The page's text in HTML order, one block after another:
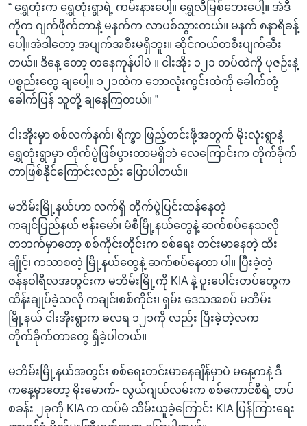
“ ရွှေတုံးက ရွှေတုံးရွာရဲ့ ကမ်းနားပေါ့။ ရွှေလီမြစ်ဘေးပေါ့။ အဲဒီ
ကိုက ဂျက်ဖိုက်တာနဲ့ မနက်က လာပစ်သွားတယ်။ မနက် ၈နာရီခန့်
ပေါ့။အဲဒါတော့ အပျက်အစီးမရှိဘူး။ ဆိုင်ကယ်တစီးပျက်ဆီး
တယ်။ ဒီနေ့ တော့ တနေကုန်ပါပဲ ။ ငါးအိုး ၁၂၁ တပ်ထဲကို ပုဇဉ်းနဲ့
ပစ္စည်းတွေ ချပေါ့။ ၁၂၁ထဲက ဘောလုံးကွင်းထဲကို ခေါက်တုံ့
ခေါက်ပြန် သူတို့ ချနေကြတယ်။ ”
ငါးအိုးမှာ စစ်လက်နက်၊ ရိက္ခာ ဖြည့်တင်းဖို့အတွက် မိုးလုံးရွာနဲ့
ရွှေတုံးရွာမှာ တိုက်ပွဲဖြစ်ပွားတာမရှိဘဲ လေကြောင်းက တိုက်ခိုက်
တာဖြစ်နိုင်ကြောင်းလည်း ပြောပါတယ်။
မဘိမ်းမြို့နယ်ဟာ လက်ရှိ တိုက်ပွဲပြင်းထန်နေတဲ့
ကချင်ပြည်နယ် ဗန်းမော်၊ မံစီမြို့နယ်တွေနဲ့ ဆက်စပ်နေသလို
တဘက်မှာတော့ စစ်ကိုင်းတိုင်းက စစ်ရေး တင်းမာနေတဲ့ ထီး
ချိုင့်၊ ကသာစတဲ့ မြို့နယ်တွေနဲ့ ဆက်စပ်နေတာ ပါ။ ပြီးခဲ့တဲ့
ဇန်နဝါရီလအတွင်းက မဘိမ်းမြို့ကို KIA နဲ့ ပူးပေါင်းတပ်တွေက
ထိန်းချုပ်ခဲ့သလို ကချင်၊စစ်ကိုင်း၊ ရှမ်း ဒေသအစပ် မဘိမ်း
မြို့နယ် ငါးအိုးရွာက ခလရ ၁၂၁ကို လည်း ပြီးခဲ့တဲ့လက
တိုက်ခိုက်တာတွေ ရှိခဲ့ပါတယ်။
မဘိမ်းမြို့နယ်အတွင်း စစ်ရေးတင်းမာနေချိန်မှာပဲ မနေ့ကနဲ့ ဒီ
ကနေ့မှာတော့ မိုးမောက်- လွယ်ဂျယ်လမ်းက စစ်ကောင်စီရဲ့ တပ်
စခန်း ၂ခုကို KIA က ထပ်မံ သိမ်းယူခဲ့ကြောင်း KIA ပြန်ကြားရေး